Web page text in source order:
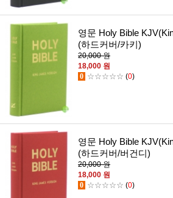
영문 Holy Bible
(하드커버/카키)
20,000 원
18,000 원
0 ☆☆☆☆☆ (0)
영문 Holy Bible
(하드커버/버건디)
20,000 원
18,000 원
0 ☆☆☆☆☆ (0)